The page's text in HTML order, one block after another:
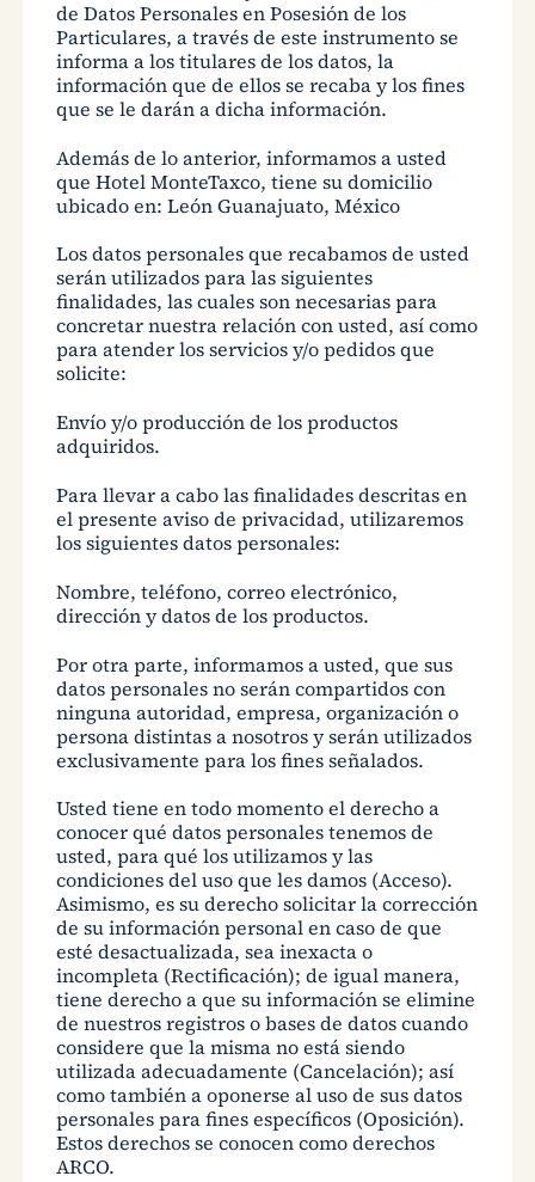
de Datos Personales en Posesión de los
Particulares, a través de este instrumento se
informa a los titulares de los datos, la
información que de ellos se recaba y los fines
que se le darán a dicha información.
Además de lo anterior, informamos a usted
que Hotel MonteTaxco, tiene su domicilio
ubicado en: León Guanajuato, México
Los datos personales que recabamos de usted
serán utilizados para las siguientes
finalidades, las cuales son necesarias para
concretar nuestra relación con usted, así como
para atender los servicios y/o pedidos que
solicite:
Envío y/o producción de los productos
adquiridos.
Para llevar a cabo las finalidades descritas en
el presente aviso de privacidad, utilizaremos
los siguientes datos personales:
Nombre, teléfono, correo electrónico,
dirección y datos de los productos.
Por otra parte, informamos a usted, que sus
datos personales no serán compartidos con
ninguna autoridad, empresa, organización o
persona distintas a nosotros y serán utilizados
exclusivamente para los fines señalados.
Usted tiene en todo momento el derecho a
conocer qué datos personales tenemos de
usted, para qué los utilizamos y las
condiciones del uso que les damos (Acceso).
Asimismo, es su derecho solicitar la corrección
de su información personal en caso de que
esté desactualizada, sea inexacta o
incompleta (Rectificación); de igual manera,
tiene derecho a que su información se elimine
de nuestros registros o bases de datos cuando
considere que la misma no está siendo
utilizada adecuadamente (Cancelación); así
como también a oponerse al uso de sus datos
personales para fines específicos (Oposición).
Estos derechos se conocen como derechos
ARCO.